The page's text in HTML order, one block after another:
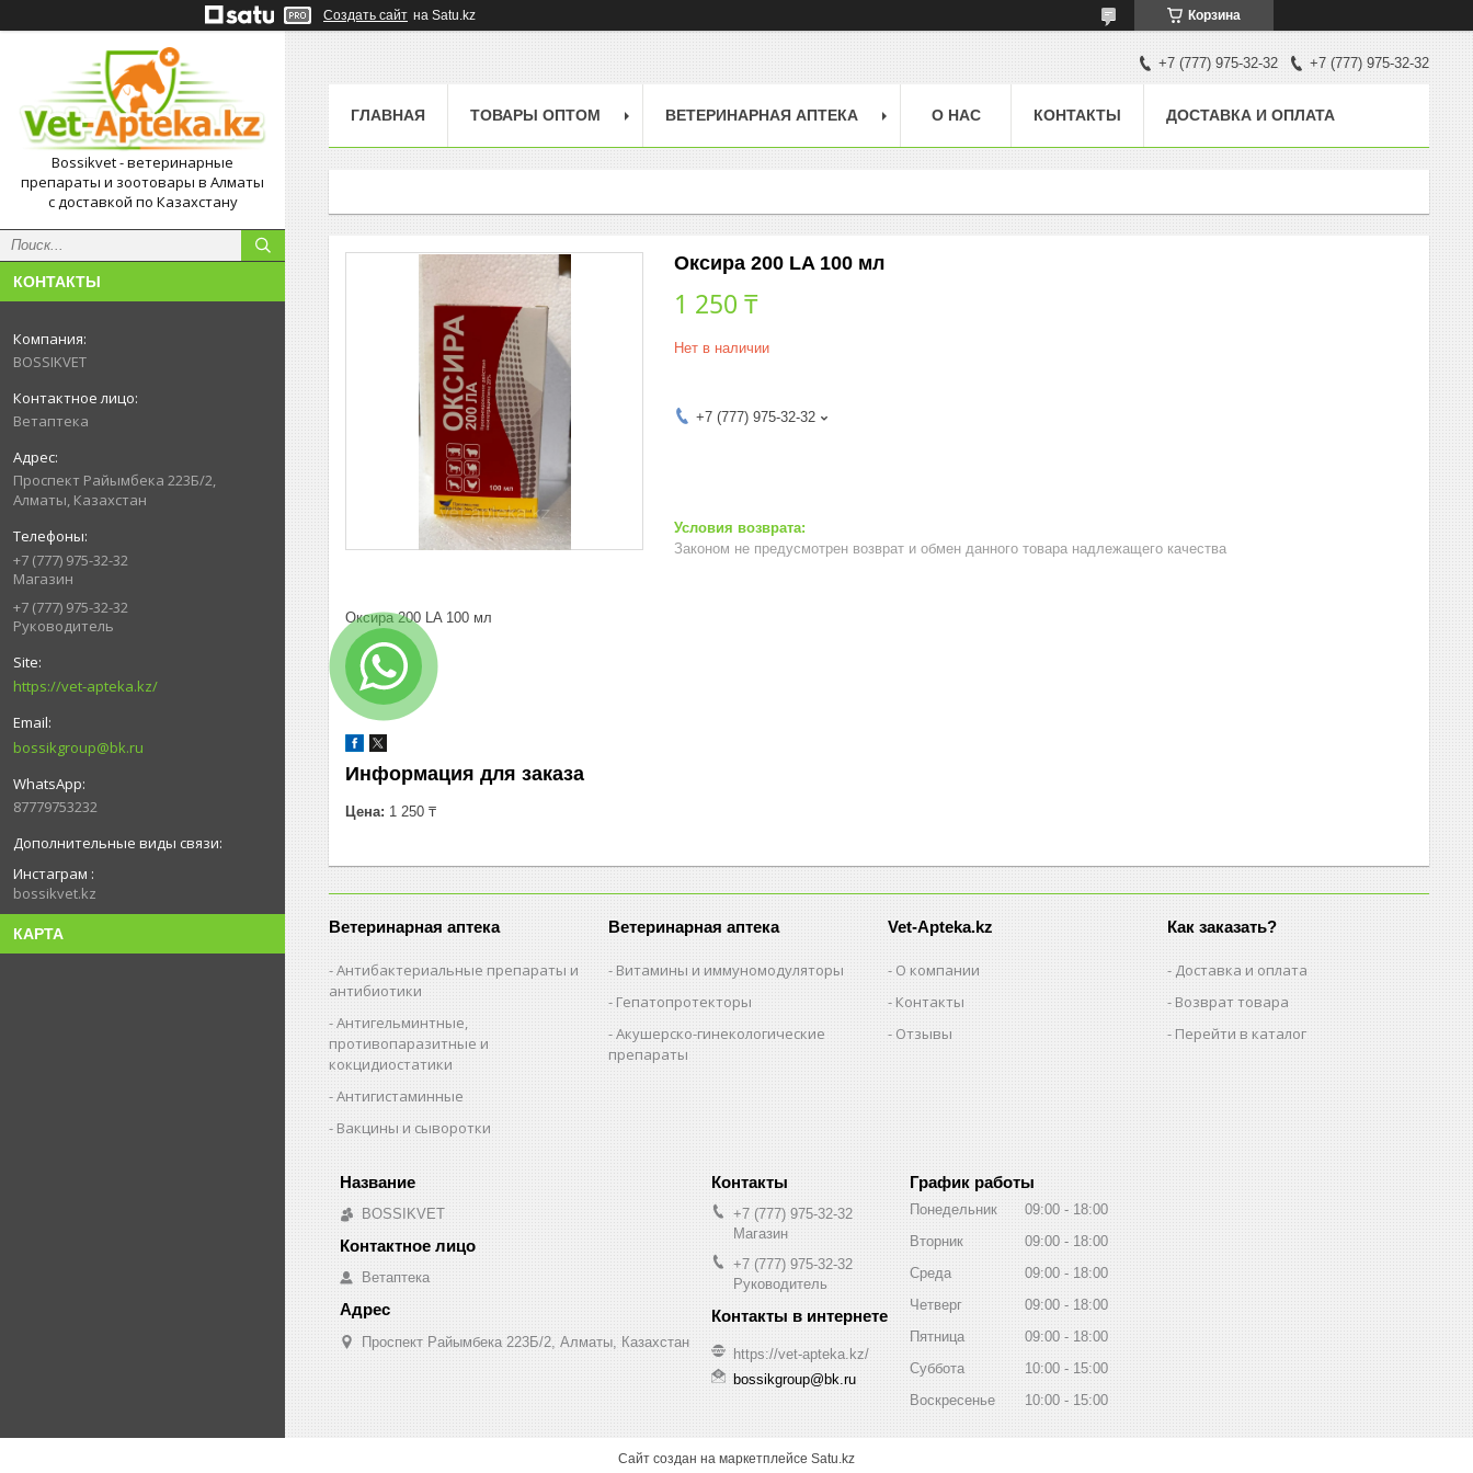
Создать сайт на Satu.kz Корзина
Bossikvet - ветеринарные
препараты и зоотовары в Алматы
с доставкой по Казахстану
КОНТАКТЫ
BOSSIKVET
Ветаптека
Проспект Райымбека 223Б/2,
Алматы, Казахстан
+7 (777) 975-32-32
Магазин
+7 (777) 975-32-32
Руководитель
https://vet-apteka.kz/
bossikgroup@bk.ru
87779753232
Инстаграм
bossikvet.kz
КАРТА
+7 (777) 975-32-32 +7 (777) 975-32-32
ГЛАВНАЯ ТОВАРЫ ОПТОМ ВЕТЕРИНАРНАЯ АПТЕКА О НАС КОНТАКТЫ ДОСТАВКА И ОПЛАТА
Оксира 200 LA 100 мл
1 250 ₸
Нет в наличии
+7 (777) 975-32-32
Законом не предусмотрен возврат и обмен данного товара надлежащего качества
Оксира 200 LA 100 мл
Информация для заказа
Цена: 1 250 ₸
Ветеринарная аптека
Антибактериальные препараты и
антибиотики
Антигельминтные,
противопаразитные и
кокцидиостатики
Антигистаминные
Вакцины и сыворотки
Ветеринарная аптека
Витамины и иммуномодуляторы
Гепатопротекторы
Акушерско-гинекологические
препараты
Vet-Apteka.kz
О компании
Контакты
Отзывы
Как заказать?
Доставка и оплата
Возврат товара
Перейти в каталог
BOSSIKVET
Ветаптека
Проспект Райымбека 223Б/2, Алматы, Казахстан
+7 (777) 975-32-32
Магазин
+7 (777) 975-32-32
Руководитель
https://vet-apteka.kz/
bossikgroup@bk.ru
График работы
Понедельник 09:00
18:00
Вторник
09:00
18:00
Среда
09:00
18:00
Четверг
09:00
18:00
Пятница
09:00
18:00
Суббота
10:00
15:00
Воскресенье
10:00 15:00
Сайт создан на маркетплейсе Satu.kz